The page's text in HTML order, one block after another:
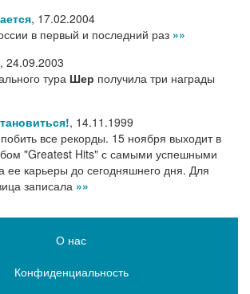
, 17.02.2004
в первый и последний раз »»
, 24.09.2003
тура Шер получила три награды
, 14.11.1999
все рекорды. 15 ноября выходит в
"Greatest Hits" с самыми успешными
ее карьеры до сегодняшнего дня. Для
записала »»
О нас
Конфиденциальность